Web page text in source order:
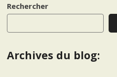
Rechercher
Archives du blog: